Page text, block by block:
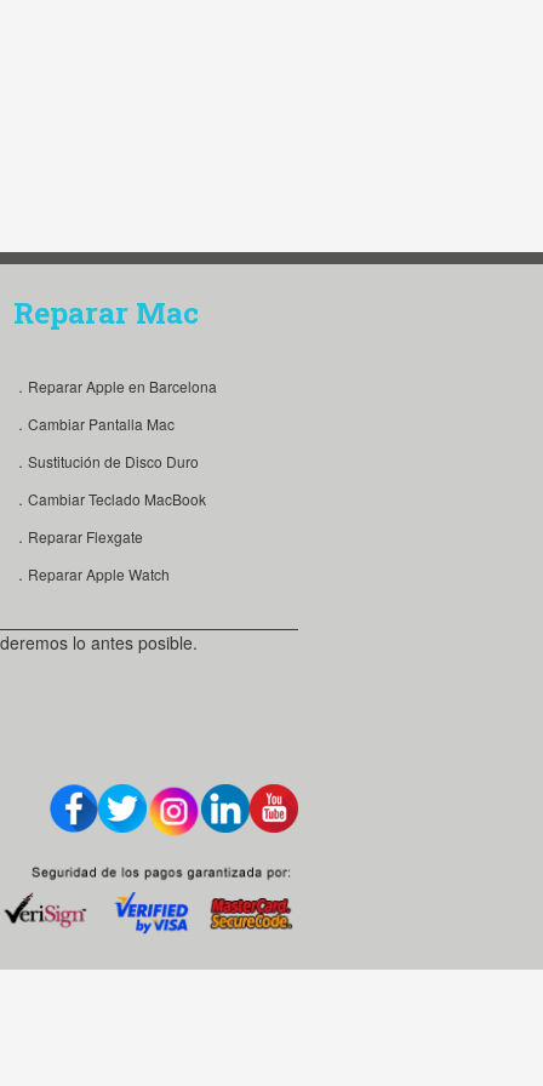
Reparar Mac
．Reparar Apple en Barcelona
．Cambiar Pantalla Mac
．Sustitución de Disco Duro
．Cambiar Teclado MacBook
．Reparar Flexgate
．Reparar Apple Watch
lo antes posible.